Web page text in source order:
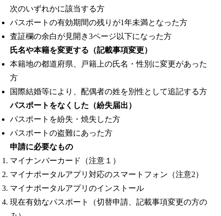
次のいずれかに該当する方
パスポートの有効期間の残りが1年未満となった方
査証欄の余白が見開き3ページ以下になった方
氏名や本籍を変更する（記載事項変更）
本籍地の都道府県、戸籍上の氏名・性別に変更があった
方
国際結婚等により、配偶者の姓を別性として追記する方
パスポートをなくした（紛失届出）
パスポートを紛失・焼失した方
パスポートの盗難にあった方
申請に必要なもの
マイナンバーカード（注意１）
マイナポータルアプリ対応のスマートフォン（注意2）
マイナポータルアプリのインストール
現在有効なパスポート（切替申請、記載事項変更の方の